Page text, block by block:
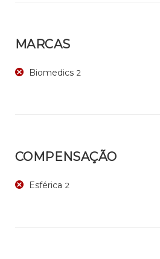
MARCAS
Biomedics 2
COMPENSAÇÃO
Esférica 2